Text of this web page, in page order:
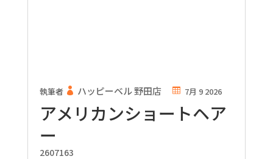
アメリカンショートヘア
ー
執筆者 ハッピーベル 野田店 7月 9 2026
2607163